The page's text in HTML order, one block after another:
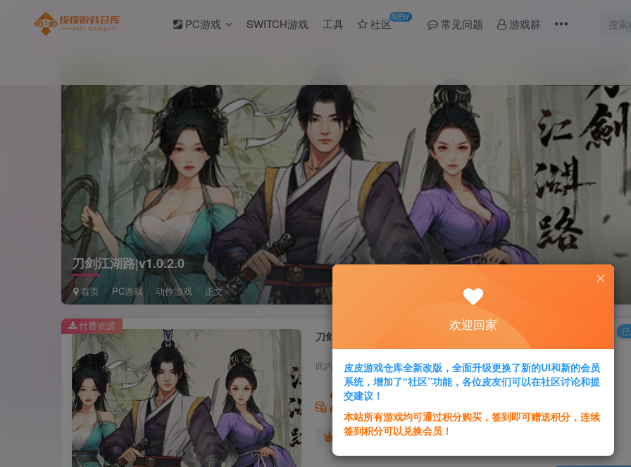
PC游戏 SWITCH游戏 工具 社区NEW 常见问题 游戏群
刀剑江湖路|v1.0.2.0
首页 PC游戏 动作游戏 正文
刀剑江湖路|v1.0.2.0
此内容为付费资源，请付费后查看
2
黄金会员免费 超级会员
付费资源 欢迎回家
皮皮游戏仓库全新改版，全面升级更换了新的UI和新的会员
系统，增加了“社区”功能，各位皮友们可以在社区讨论和提
交建议！
本站所有游戏均可通过积分购买，签到即可赠送积分，连续
签到积分可以兑换会员！